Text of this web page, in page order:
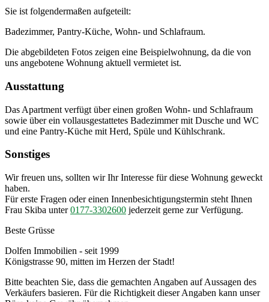
Sie ist folgendermaßen aufgeteilt:
Badezimmer, Pantry-Küche, Wohn- und Schlafraum.
Die abgebildeten Fotos zeigen eine Beispielwohnung, da die von
uns angebotene Wohnung aktuell vermietet ist.
Ausstattung
Das Apartment verfügt über einen großen Wohn- und Schlafraum
sowie über ein vollausgestattetes Badezimmer mit Dusche und WC
und eine Pantry-Küche mit Herd, Spüle und Kühlschrank.
Sonstiges
Wir freuen uns, sollten wir Ihr Interesse für diese Wohnung geweckt
haben.
Für erste Fragen oder einen Innenbesichtigungstermin steht Ihnen
Frau Skiba unter0177-3302600 jederzeit gerne zur Verfügung.
Beste Grüsse
Dolfen Immobilien - seit 1999
Königstrasse 90, mitten im Herzen der Stadt!
Bitte beachten Sie, dass die gemachten Angaben auf Aussagen des
Verkäufers basieren. Für die Richtigkeit dieser Angaben kann unser